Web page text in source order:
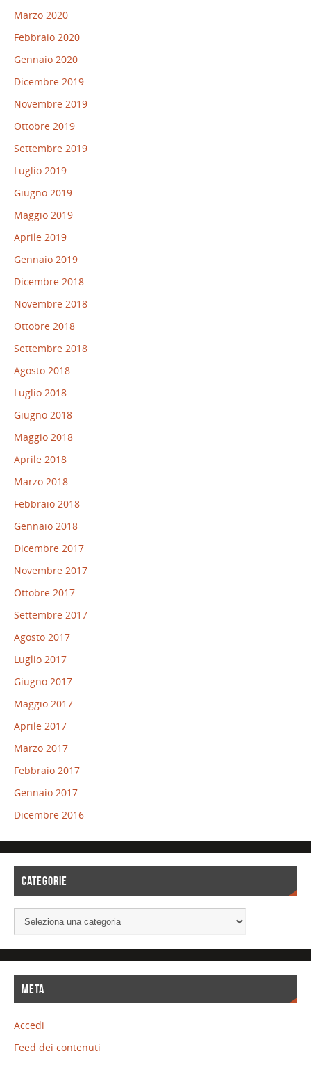
Marzo 2020
Febbraio 2020
Gennaio 2020
Dicembre 2019
Novembre 2019
Ottobre 2019
Settembre 2019
Luglio 2019
Giugno 2019
Maggio 2019
Aprile 2019
Gennaio 2019
Dicembre 2018
Novembre 2018
Ottobre 2018
Settembre 2018
Agosto 2018
Luglio 2018
Giugno 2018
Maggio 2018
Aprile 2018
Marzo 2018
Febbraio 2018
Gennaio 2018
Dicembre 2017
Novembre 2017
Ottobre 2017
Settembre 2017
Agosto 2017
Luglio 2017
Giugno 2017
Maggio 2017
Aprile 2017
Marzo 2017
Febbraio 2017
Gennaio 2017
Dicembre 2016
CATEGORIE
META
Accedi
Feed dei contenuti